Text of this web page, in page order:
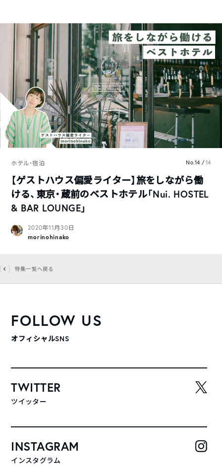
No.14 /14
ホテル・宿泊
【ゲストハウス偏愛ライター】旅をしながら働
ける、東京・蔵前のベストホテル「Nui. HOSTEL
& BAR LOUNGE」
2020年11月30日
morinohinako
特集一覧へ戻る
FOLLOW US
オフィシャルSNS
TWITTER
ツイッター
INSTAGRAM
インスタグラム